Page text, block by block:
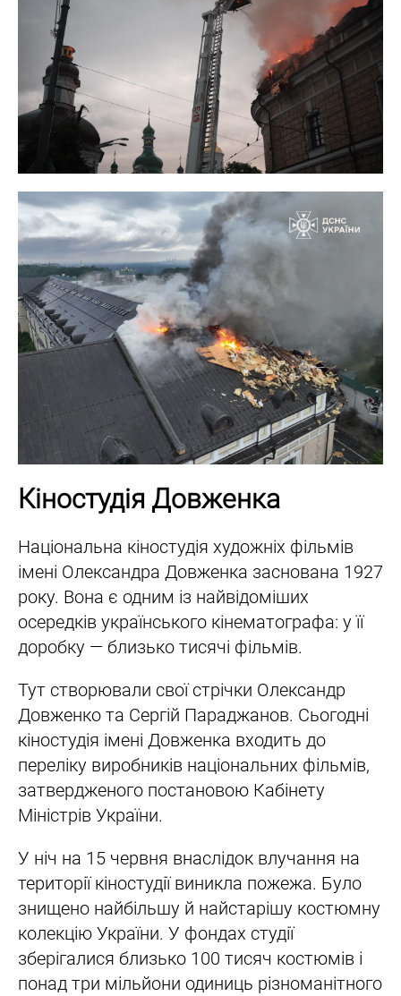
Кіностудія Довженка
Національна кіностудія художніх фільмів
імені Олександра Довженка заснована 1927
року. Вона є одним із найвідоміших
осередків українського кінематографа: у її
доробку — близько тисячі фільмів.
Тут створювали свої стрічки Олександр
Довженко та Сергій Параджанов. Сьогодні
кіностудія імені Довженка входить до
переліку виробників національних фільмів,
затвердженого постановою Кабінету
Міністрів України.
У ніч на 15 червня внаслідок влучання на
території кіностудії виникла пожежа. Було
знищено найбільшу й найстарішу костюмну
колекцію України. У фондах студії
зберігалися близько 100 тисяч костюмів і
понад три мільйони одиниць різноманітного